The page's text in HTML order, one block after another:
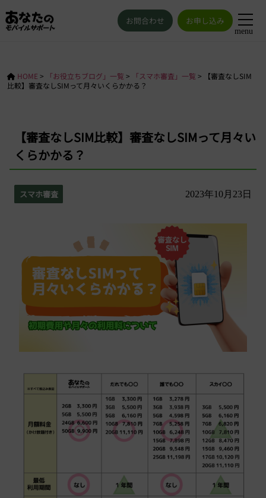
menu
お問合わせ お申し込み
HOME > 「お役立ちブログ」一覧 > 「スマホ審査」一覧 >
【審査なしSIM
比較】審査なしSIMって月々いくらかかる？
【審査なしSIM比較】審査なしSIMって月々い
くらかかる？
スマホ審査 2023年10月23日